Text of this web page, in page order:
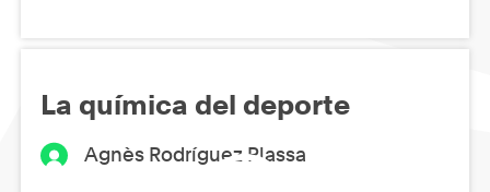
La química del deporte
Agnès Rodríguez Plassa